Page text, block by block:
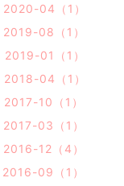
2020-04（1）
2019-08（1）
2019-01（1）
2018-04（1）
2017-10（1）
2017-03（1）
2016-12（4）
2016-09（1）